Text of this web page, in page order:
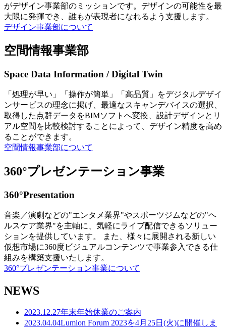
がデザイン事業部のミッションです。デザインの可能性を最
大限に発揮でき、誰もが表現者になれるよう支援します。
デザイン事業部について
空間情報事業部
Space Data Information / Digital Twin
「処理が早い」「操作が簡単」「高品質」をデジタルデザイ
ンサービスの理念に掲げ、最適なスキャンデバイスの選択、
取得した点群データをBIMソフトへ変換、設計デザインとリ
アル空間を比較検討することによって、デザイン精度を高め
ることができます。
空間情報事業部について
360°プレゼンテーション事業
360°Presentation
音楽／演劇などの"エンタメ業界"やスポーツジムなどの"ヘ
ルスケア業界"を主軸に、気軽にライブ配信できるソリュー
ションを提供しています。 また、様々に展開される新しい
仮想市場に360度ビジュアルコンテンツで事業参入できる仕
組みを構築支援いたします。
360°プレゼンテーション事業について
NEWS
2023.12.27年末年始休業のご案内
2023.04.04Lumion Forum 2023を4月25日(火)に開催しま